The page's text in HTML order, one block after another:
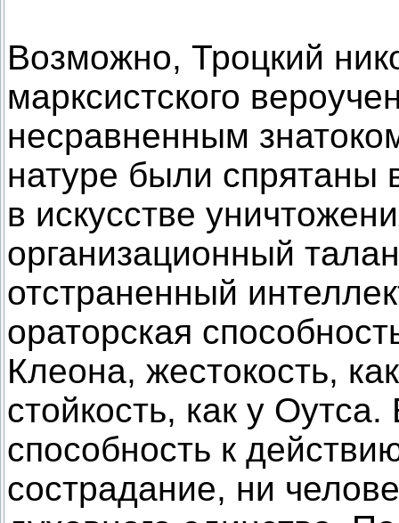
Возможно, Троцкий
марксистского
несравненным
натуре были спрятаны
в искусстве
организационный
отстраненный
ораторская
Клеона, жестокость,
стойкость, как у
способность к
сострадание, ни